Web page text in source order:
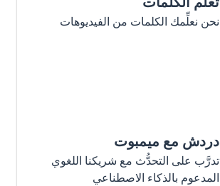
نحن نعلِّمك الكلمات من الفيديوهات
دردش مع ميمبوت
تدرَّب على التحدُّث مع شريكنا اللغوي
المدعوم بالذكاء الاصطناعي